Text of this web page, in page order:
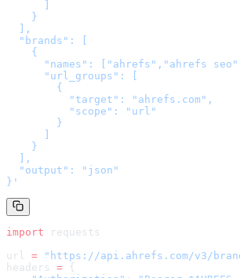
    }
  ],
  "brands": [
    {
"names": ["ahrefs","ahrefs
      "url_groups": [
        {
          "target": "ahrefs.com",
          "scope": "url"
        }
    }
  ],
  "output": "json"
} '
import requests
url = " https://api.ahrefs.com/v3/
headers = {